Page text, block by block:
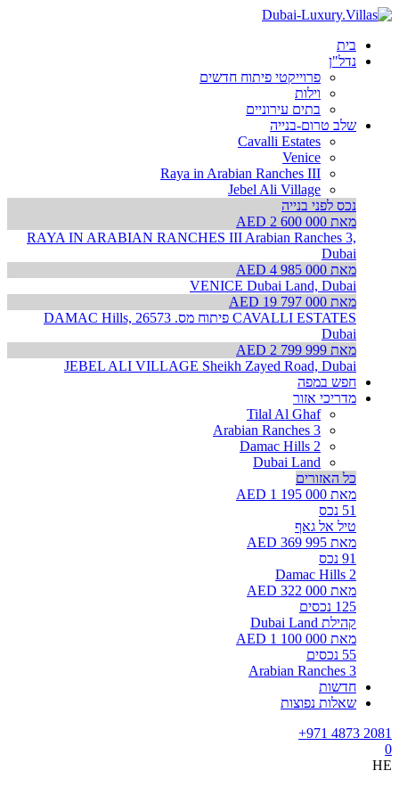
בית
נדל"ן
פרוייקטי פיתוח חדשים
וילות
בתים עירוניים
שלב טרום-בנייה
Cavalli Estates
Venice
Raya in Arabian Ranches III
Jebel Ali Village
נכס לפני בנייה
מאת AED 2 600 000
RAYA IN ARABIAN RANCHES III Arabian Ranches 3,
Dubai
מאת AED 4 985 000
VENICE Dubai Land, Dubai
מאת AED 19 797 000
CAVALLI ESTATES פיתוח מס. 26573
DAMAC Hills,
Dubai
מאת AED 2 799 999
JEBEL ALI VILLAGE Sheikh Zayed Road, Dubai
חפש במפה
מדריכי אזור
Tilal Al Ghaf
Arabian Ranches 3
Damac Hills 2
Dubai Land
כל האזורים
מאת AED 1 195 000
51 נכס
טיל אל גאף
מאת AED 369 995
91 נכס
Damac Hills 2
מאת AED 322 000
125 נכסים
קהילת Dubai Land
מאת AED 1 100 000
55 נכסים
Arabian Ranches 3
חדשות
שאלות נפוצות
+971 4873 2081
0
HE